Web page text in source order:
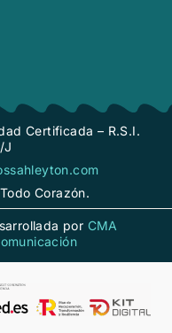
Certificada – R.S.I.
J
Corazón.
por CMA